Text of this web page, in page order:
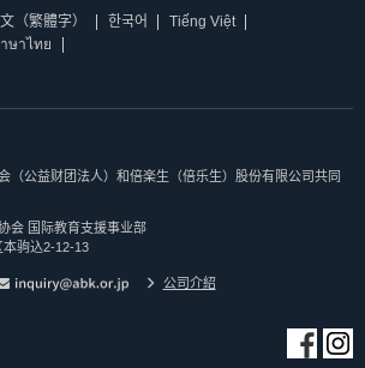
（繁體字） 한국어
Tiếng Việt
ษาไทย
（公益财团法人）和倍楽生（倍乐生）股份有限公司共同
会 国际教育支援事业部
本驹込2-12-13
公司介紹